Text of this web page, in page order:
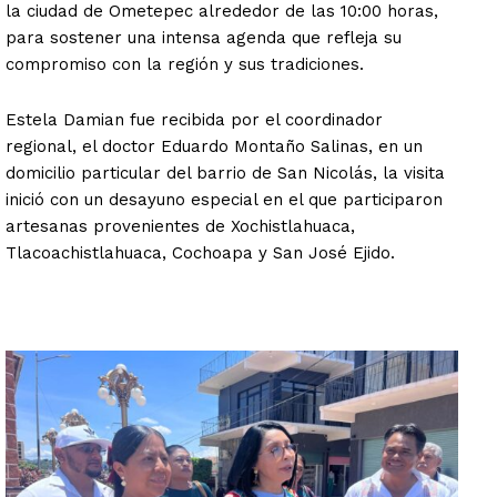
la ciudad de Ometepec alrededor de las 10:00 horas,
para sostener una intensa agenda que refleja su
compromiso con la región y sus tradiciones.
Estela Damian fue recibida por el coordinador
regional, el doctor Eduardo Montaño Salinas, en un
domicilio particular del barrio de San Nicolás, la visita
inició con un desayuno especial en el que participaron
artesanas provenientes de Xochistlahuaca,
Tlacoachistlahuaca, Cochoapa y San José Ejido.